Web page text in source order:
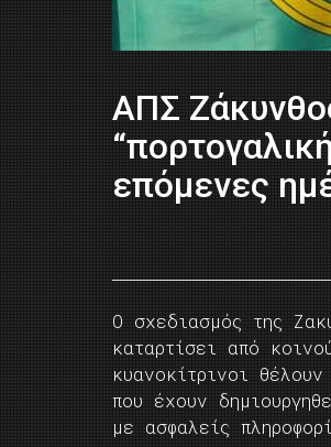
ΑΠΣ
επόμενες
Ο σχεδιασμός της
καταρτίσει από
κυανοκίτρινοι
που έχουν
με ασφαλείς